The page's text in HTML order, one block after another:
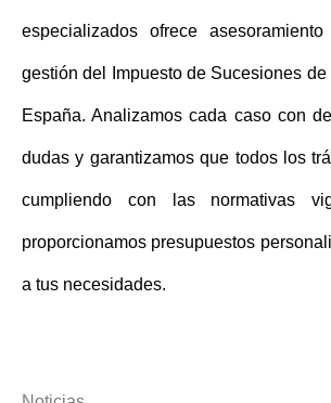
especializados ofrece
gestión del Impuesto de Sucesiones
España. Analizamos cada caso con
dudas y garantizamos que todos los
cumpliendo con las normativas
proporcionamos presupuestos
a tus necesidades.